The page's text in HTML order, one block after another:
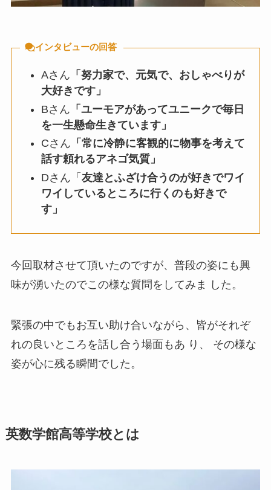
インタビューの回答
Aさん 「努力家で、元気で、おしゃべりが
大好きです」
Bさん 「ユーモアがあってユニークで毎日
を一生懸命生きています」
Cさん 「常に冷静に客観的に物事を考えて
話す頼れるアネゴ気質」
Dさん「友達とふざけ合うのが好きでワイ
ワイしているところに行くのも好きで
す」
今回取材させて頂いたのですが、普段の姿にも興
味が湧いたのでこの様な質問をしてみま した。
緊張の中でもお互い助け合いながら、皆がそれぞ
れの良いところを話し合う場面もあ り、 その様な
姿が心に残る瞬間でした。
英数学館高等学校とは